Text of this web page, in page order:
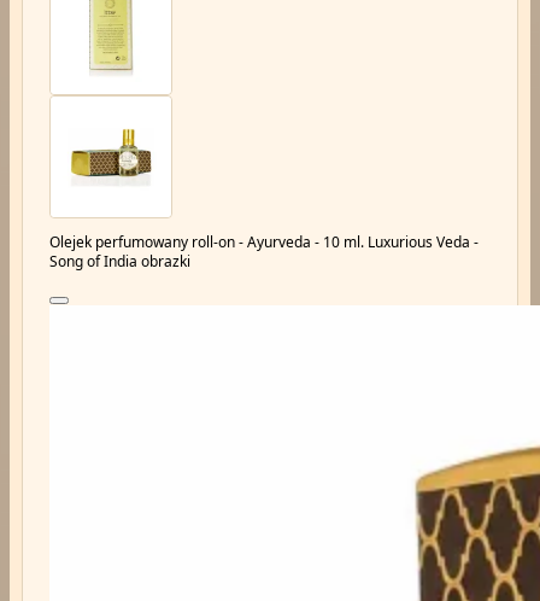
Olejek perfumowany roll-on - Ayurveda - 10 ml. Luxurious Veda -
Song of India obrazki